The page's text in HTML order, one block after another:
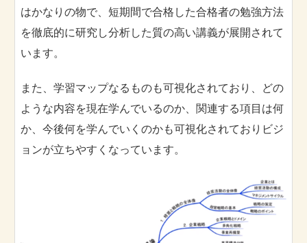
はかなりの物で、短期間で合格した合格者の勉強方法
を徹底的に研究し分析した質の高い講義が展開されて
います。
また、学習マップなるものも可視化されており、どの
ような内容を現在学んでいるのか、関連する項目は何
か、今後何を学んでいくのかも可視化されておりビジ
ョンが立ちやすくなっています。